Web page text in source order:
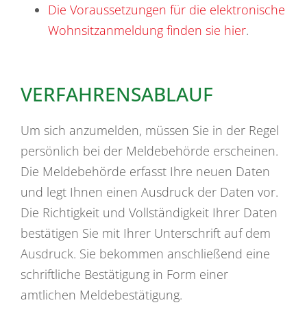
Die Voraussetzungen für die elektronische
Wohnsitzanmeldung finden sie hier.
VERFAHRENSABLAUF
Um sich anzumelden, müssen Sie in der Regel
persönlich bei der Meldebehörde erscheinen.
Die Meldebehörde erfasst Ihre neuen Daten
und legt Ihnen einen Ausdruck der Daten vor.
Die Richtigkeit und Vollständigkeit Ihrer Daten
bestätigen Sie mit Ihrer Unterschrift auf dem
Ausdruck. Sie bekommen anschließend eine
schriftliche Bestätigung in Form einer
amtlichen Meldebestätigung.